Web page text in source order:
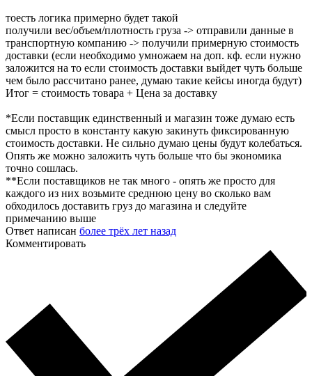
тоесть логика примерно будет такой
получили вес/объем/плотность груза -> отправили данные в
транспортную компанию -> получили примерную стоимость
доставки (если необходимо умножаем на доп. кф. если нужно
заложится на то если стоимость доставки выйдет чуть больше
чем было рассчитано ранее, думаю такие кейсы иногда будут)
Итог = стоимость товара + Цена за доставку
*Если поставщик единственный и магазин тоже думаю есть
смысл просто в константу какую закинуть фиксированную
стоимость доставки. Не сильно думаю цены будут колебаться.
Опять же можно заложить чуть больше что бы экономика
точно сошлась.
**Если поставщиков не так много - опять же просто для
каждого из них возьмите среднюю цену во сколько вам
обходилось доставить груз до магазина и следуйте
примечанию выше
Ответ написан более трёх лет назад
Комментировать